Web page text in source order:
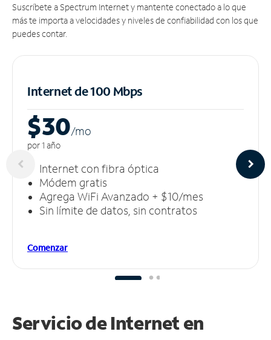
Suscríbete a Spectrum Internet y mantente conectado a lo que
más te importa a velocidades y niveles de confiabilidad con los que
puedes contar.
Internet de 100 Mbps
$30/mo
por 1 año
Internet con fibra óptica
Módem gratis
Agrega WiFi Avanzado + $10/mes
Sin límite de datos, sin contratos
Comenzar
Servicio de Internet en